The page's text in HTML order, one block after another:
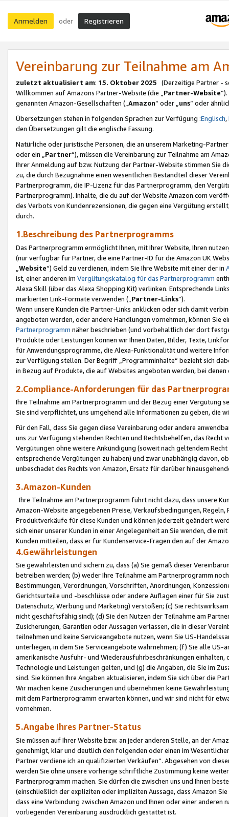
Anmelden oder Registrieren
Vereinbarung zur Teilnahme am
zuletzt aktualisiert am: 15. Oktober 2025 (Derzeitige Partner -
Willkommen auf Amazons Partner-Website (die „Partner-Website
genannten Amazon-Gesellschaften („Amazon“ oder „uns“ oder
Übersetzungen stehen in folgenden Sprachen zur Verfügung :Englisch,
den Übersetzungen gilt die englische Fassung.
Natürliche oder juristische Personen, die an unserem Marketing-
oder ein „Partner“), müssen die Vereinbarung zur Teilnahme am
Ihrer Anmeldung auf bzw. Nutzung der Partner-Website stimmen Sie
zu, die durch Bezugnahme einen wesentlichen Bestandteil dieser
Partnerprogramm, die IP-Lizenz für das Partnerprogramm, den
Partnerprogramm). Inhalte, die du auf der Website Amazon.com
des Verbots von Kundenrezensionen, die gegen eine Vergütung
durch.
1.Beschreibung des Partnerprogramms
Das Partnerprogramm ermöglicht Ihnen, mit Ihrer Website, Ihren
(nur verfügbar für Partner, die eine Partner-ID für die Amazon UK
Website“) Geld zu verdienen, indem Sie Ihre Website mit einer der in
ist, einer anderen im Vergütungskatalog für das Partnerprogramm
Alexa Skill (über das Alexa Shopping Kit) verlinken. Entsprechende
markierten Link-Formate verwenden („ Partner-Links“).
Wenn unsere Kunden die Partner-Links anklicken oder sich damit
angeboten werden, oder andere Handlungen vornehmen, können Sie
Partnerprogramm näher beschrieben (und vorbehaltlich der dort
Produkte oder Leistungen können wir Ihnen Daten, Bilder, Texte,
für Anwendungsprogramme, die Alexa-Funktionalität und weitere
zur Verfügung stellen. Der Begriff „Programminhalte“ bezieht sich
in Bezug auf Produkte, die auf Websites angeboten werden, bei
2.Compliance-Anforderungen für das
Ihre Teilnahme am Partnerprogramm und der Bezug einer Vergütung
Sie sind verpflichtet, uns umgehend alle Informationen zu geben, die
Für den Fall, dass Sie gegen diese Vereinbarung oder andere
uns zur Verfügung stehenden Rechten und Rechtsbehelfen, das
Vergütungen ohne weitere Ankündigung (soweit nach geltendem
entsprechende Vergütungen zu haben) und zwar unabhängig davon,
unbeschadet des Rechts von Amazon, Ersatz für darüber
3.Amazon-Kunden
Ihre Teilnahme am Partnerprogramm führt nicht dazu, dass unsere
Amazon-Website angegebenen Preise, Verkaufsbedingungen,
Produktverkäufe für diese Kunden und können jederzeit geändert
sich einer unserer Kunden in einer Angelegenheit an Sie wenden, die
Kunden mitteilen, dass er für Kundenservice-Fragen den auf der
4.Gewährleistungen
Sie gewährleisten und sichern zu, dass (a) Sie gemäß dieser
betreiben werden; (b) weder Ihre Teilnahme am Partnerprogramm
Bestimmungen, Verordnungen, Vorschriften, Anordnungen,
Gerichtsurteile und -beschlüsse oder andere Auflagen einer für Sie
Datenschutz, Werbung und Marketing) verstoßen; (c) Sie
nicht geschäftsfähig sind); (d) Sie den Nutzen der Teilnahme am
Zusicherungen, Garantien oder Aussagen verlassen, die in dieser
teilnehmen und keine Serviceangebote nutzen, wenn Sie US-
unterliegen, in dem Sie Serviceangebote wahrnehmen; (f) Sie alle
amerikanische Ausfuhr- und Wiederausfuhrbeschränkungen
Technologie und Leistungen gelten, und (g) die Angaben, die Sie im
sind. Sie können Ihre Angaben aktualisieren, indem Sie sich über die
Wir machen keine Zusicherungen und übernehmen keine
mit dem Partnerprogramm erwarten können, und wir sind nicht für
vornehmen.
5.Angabe Ihres Partner-Status
Sie müssen auf Ihrer Website bzw. an jeder anderen Stelle, an der
genehmigt, klar und deutlich den folgenden oder einen im
Partner verdiene ich an qualifizierten Verkäufen“. Abgesehen von
werden Sie ohne unsere vorherige schriftliche Zustimmung keine
Partnerprogramm machen. Sie dürfen die zwischen uns und Ihnen
(einschließlich der expliziten oder impliziten Aussage, dass Amazon
dass eine Verbindung zwischen Amazon und Ihnen oder einer
vorliegenden Vereinbarung ausdrücklich gestattet ist.